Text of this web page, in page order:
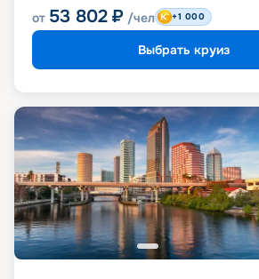
от 53 802 ₽ /чел +1 000
Выбрать круиз